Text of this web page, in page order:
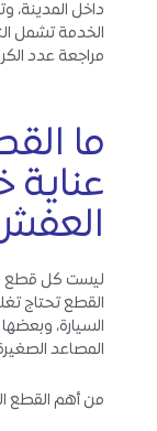
داخل المدينة،
الخدمة تشمل
مراجعة عدد
ما
عناية
ليست كل قطع
القطع تحتاج
السيارة،
المصاعد
من أهم القطع